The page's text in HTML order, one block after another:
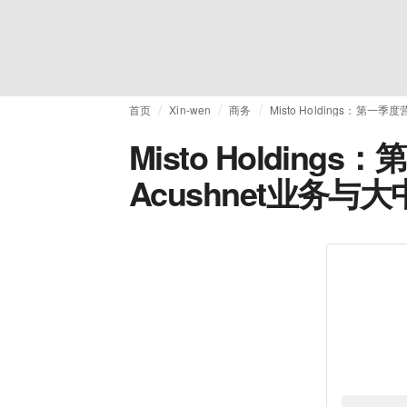
首页 Xin-wen 商务 Misto Holdings：第一季度
Misto Holdings：
Acushnet业务与大